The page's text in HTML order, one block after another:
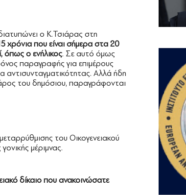
ο Κ.Τσιάρας στη
χρόνια που είναι σήμερα στα 20
όπως ο ενήλικος. Σε αυτό όμως
παραγραφής για επιμέρους
Αλλά ήδη
του δημόσιου, παραγράφονται
του Οικογενειακού
μέριμνας.
δίκαιο που ανακοινώσατε